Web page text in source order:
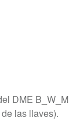
DME B_W_M
las llaves).